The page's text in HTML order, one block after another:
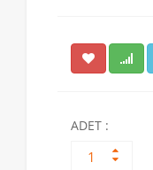
ADET :